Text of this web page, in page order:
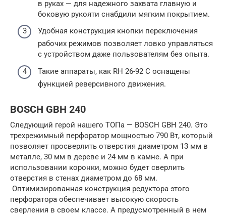
в руках — для надежного захвата главную и
боковую рукояти снабдили мягким покрытием.
Удобная конструкция кнопки переключения
рабочих режимов позволяет ловко управляться
с устройством даже пользователям без опыта.
Такие аппараты, как RH 26-92 C оснащены
функцией реверсивного движения.
BOSCH GBH 240
Следующий герой нашего ТОПа — BOSCH GBH 240. Это
трехрежимный перфоратор мощностью 790 Вт, который
позволяет просверлить отверстия диаметром 13 мм в
металле, 30 мм в дереве и 24 мм в камне. А при
использовании коронки, можно будет сверлить
отверстия в стенах диаметром до 68 мм.
Оптимизированная конструкция редуктора этого
перфоратора обеспечивает высокую скорость
сверления в своем классе. А предусмотренный в нем